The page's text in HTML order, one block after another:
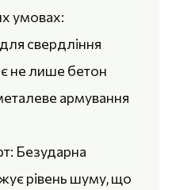
умовах:
свердління
не лише бетон
армування
Безударна
рівень шуму, що